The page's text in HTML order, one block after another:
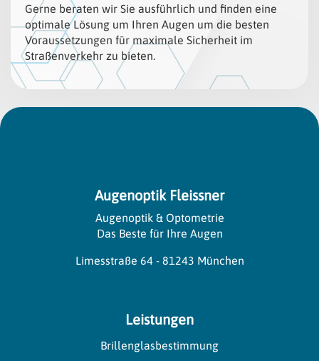
Gerne beraten wir Sie ausführlich und finden eine
optimale Lösung um Ihren Augen um die besten
Voraussetzungen für maximale Sicherheit im
Straßenverkehr zu bieten.
Augenoptik Fleissner
Augenoptik & Optometrie
Das Beste für Ihre Augen
Limesstraße 64 - 81243 München
Leistungen
Brillenglasbestimmung